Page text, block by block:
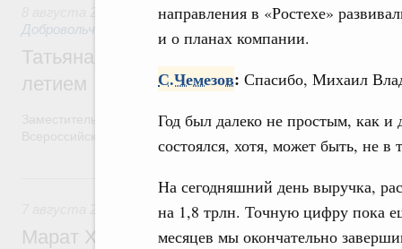
направления в «Ростехе»
и о планах компании.
С.Чемезов: Спасибо, Михаил
Год был далеко не простым, как и
состоялся, хотя, может быть, не
На сегодняшний день выручка,
на 1,8 трлн. Точную цифру пока
месяцев мы окончательно
Социальные инновации. Некоммерческие
Добровольчество и волонтёрство. Благотворительность
Татьяна Голикова поздравила
летием
Заместитель Председателя Правительства Татьяна Голикова
7 августа, пятница
Экономика городов. Городская среда
Марат Хуснуллин провёл заседание